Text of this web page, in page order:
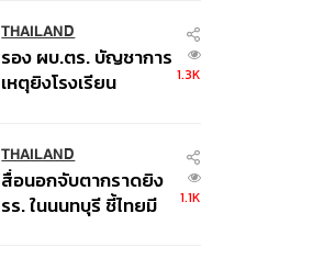
พล.ต.อ. เอก อังสนา
นนท์
THAILAND
รอง ผบ.ตร. บัญชาการ
เหตุยิงโรงเรียน
คนติดค้าง พบศพปู่-ย่า
ที่บ้านพักผู้ก่อเหตุ
1.3K
THAILAND
สื่อนอกจับตากราดยิง
รร. ในนนทบุรี ชี้ไทยมี
1.1K